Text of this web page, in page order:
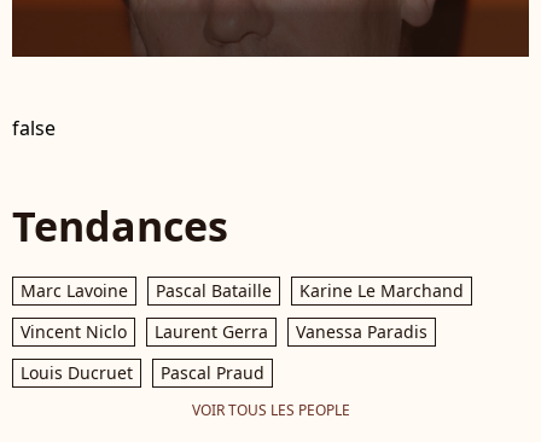
false
Tendances
Marc Lavoine Pascal Bataille
Karine Le Marchand
Vincent Niclo
Laurent Gerra
Vanessa Paradis
Louis Ducruet
Pascal Praud
VOIR TOUS LES PEOPLE